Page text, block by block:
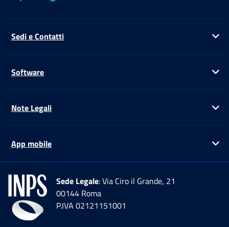
Sedi e Contatti
Software
Note Legali
App mobile
Sede Legale: Via Ciro il Grande, 21
00144 Roma
P.IVA 02121151001